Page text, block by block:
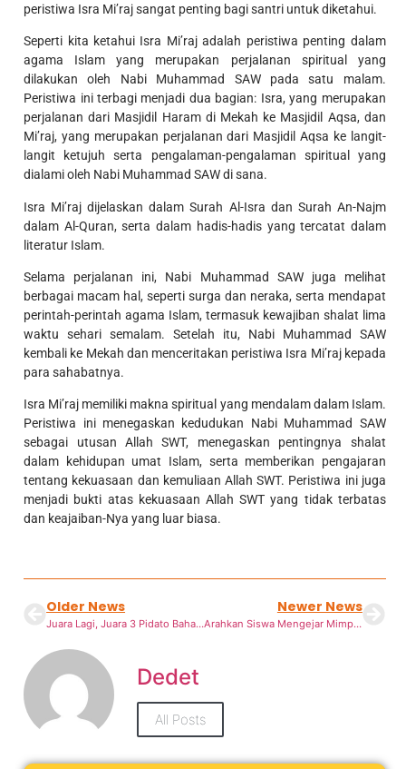
peristiwa Isra Mi’raj sangat penting bagi santri untuk diketahui.
Seperti kita ketahui Isra Mi’raj adalah peristiwa penting dalam
agama Islam yang merupakan perjalanan spiritual yang
dilakukan oleh Nabi Muhammad SAW pada satu malam.
Peristiwa ini terbagi menjadi dua bagian: Isra, yang merupakan
perjalanan dari Masjidil Haram di Mekah ke Masjidil Aqsa, dan
Mi’raj, yang merupakan perjalanan dari Masjidil Aqsa ke langit-
langit ketujuh serta pengalaman-pengalaman spiritual yang
dialami oleh Nabi Muhammad SAW di sana.
Isra Mi’raj dijelaskan dalam Surah Al-Isra dan Surah An-Najm
dalam Al-Quran, serta dalam hadis-hadis yang tercatat dalam
literatur Islam.
Selama perjalanan ini, Nabi Muhammad SAW juga melihat
berbagai macam hal, seperti surga dan neraka, serta mendapat
perintah-perintah agama Islam, termasuk kewajiban shalat lima
waktu sehari semalam. Setelah itu, Nabi Muhammad SAW
kembali ke Mekah dan menceritakan peristiwa Isra Mi’raj kepada
para sahabatnya.
Isra Mi’raj memiliki makna spiritual yang mendalam dalam Islam.
Peristiwa ini menegaskan kedudukan Nabi Muhammad SAW
sebagai utusan Allah SWT, menegaskan pentingnya shalat
dalam kehidupan umat Islam, serta memberikan pengajaran
tentang kekuasaan dan kemuliaan Allah SWT. Peristiwa ini juga
menjadi bukti atas kekuasaan Allah SWT yang tidak terbatas
dan keajaiban-Nya yang luar biasa.
Older News
Juara Lagi, Juara 3 Pidato Bahasa Inggris diraih.
Newer News
Arahkan Siswa Mengejar Mimpinya, SMAIT Thariq Bin Ziyad Boarding School Berikan Kesempatan Kunjungan ke IPB University
Dedet
All Posts